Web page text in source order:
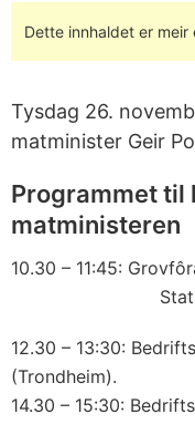
Dette innhaldet er meir
Tysdag 26.
matminister Geir
Programmet til
matministeren
10.30 – 11:45:
Statsråden
12.30 – 13:30:
(Trondheim).
14.30 – 15:30: